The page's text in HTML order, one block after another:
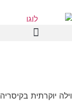
וילה יוקרתית בקיסריה